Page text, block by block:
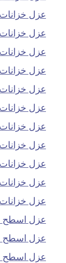
عزل
عزل
عزل
عزل
عزل
عزل
عزل
عزل
عزل
عزل
عزل
عزل اسطح
عزل اسطح
عزل اسطح